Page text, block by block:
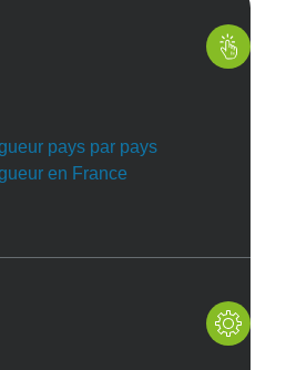
pays par pays
en France